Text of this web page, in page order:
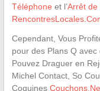
Téléphone et l’Arrêt de
Cependant, Vous
pour des Plans Q
Pouvez Draguer en
Michel Contact, So
Coquines